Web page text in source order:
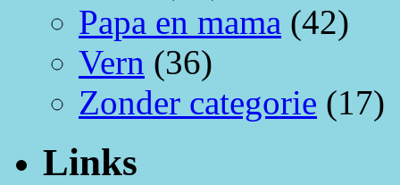
Papa en mama (42)
Vern (36)
Zonder categorie (17)
Links